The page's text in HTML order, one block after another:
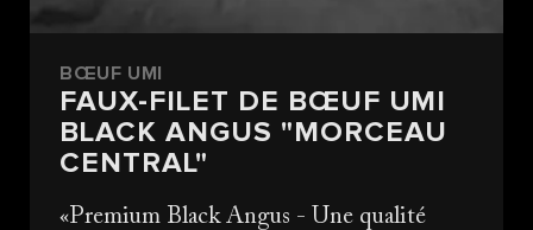
BŒUF UMI
FAUX-FILET DE BŒUF UMI
BLACK ANGUS "MORCEAU
CENTRAL"
Premium Black Angus - Une qualité